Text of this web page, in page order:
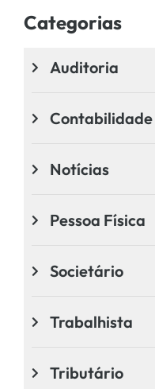
Categorias
Auditoria
Contabilidade
Notícias
Pessoa Física
Societário
Trabalhista
Tributário